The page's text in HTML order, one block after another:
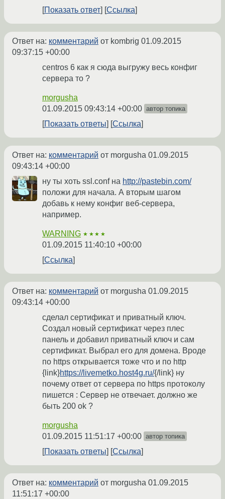
Показать ответ Ссылка
Ответ на: комментарий от kombrig 01.09.2015
09:37:15 +00:00
centros 6 как я сюда выгружу весь конфиг
сервера то ?
morgusha
01.09.2015 09:43:14 +00:00 автор топика
Показать ответы Ссылка
Ответ на: комментарий от morgusha 01.09.2015
09:43:14 +00:00
ну ты хоть ssl.conf на http://pastebin.com/
положи для начала. А вторым шагом
добавь к нему конфиг веб-сервера,
например.
WARNING ★★★★
01.09.2015 11:40:10 +00:00
Ссылка
Ответ на: комментарий от morgusha 01.09.2015
09:43:14 +00:00
сделал сертификат и приватный ключ.
Создал новый сертификат через плес
панель и добавил приватный ключ и сам
сертификат. Выбрал его для домена. Вроде
по https открывается тоже что и по http
{link}https://livemetko.host4g.ru/{/link} ну
почему ответ от сервера по https протоколу
пишется : Сервер не отвечает. должно же
быть 200 ok ?
morgusha
01.09.2015 11:51:17 +00:00 автор топика
Показать ответы Ссылка
Ответ на: комментарий от morgusha 01.09.2015
11:51:17 +00:00